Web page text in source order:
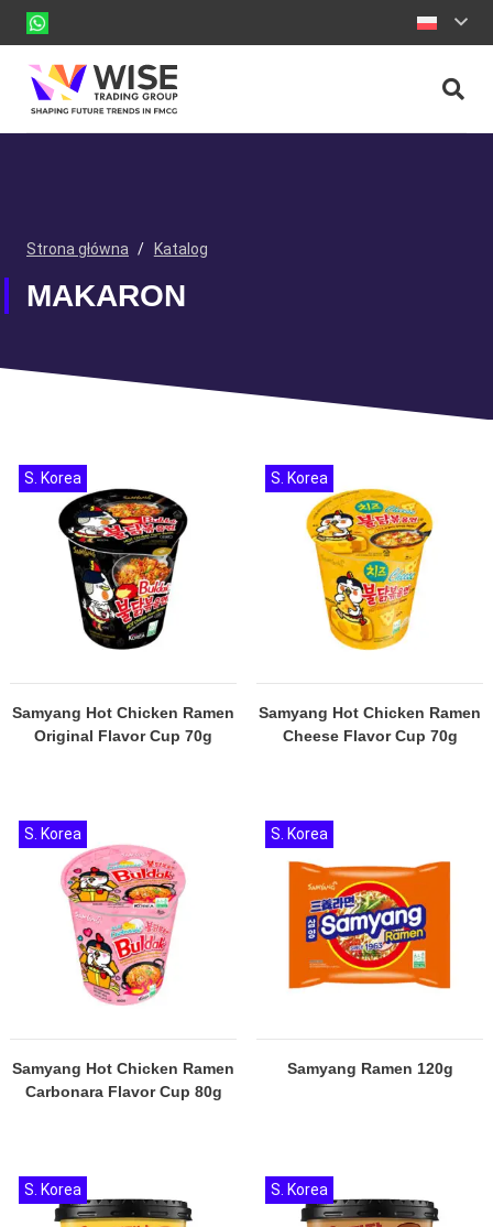
Strona główna / Katalog
MAKARON
Samyang Hot Chicken Ramen
Original Flavor Cup 70g
S. Korea
Samyang Hot Chicken Ramen
Cheese Flavor Cup 70g
S. Korea
Samyang Hot Chicken Ramen
Carbonara Flavor Cup 80g
S. Korea
Samyang Ramen 120g
S. Korea
S. Korea S. Korea